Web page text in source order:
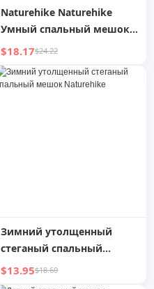
Naturehike Naturehike
Умный спальный мешок
для взрослых, для
кемпинга, зимы,
утолщенный, защита от
$18.17$24.22
Зимний утолщенный
стеганый спальный
мешок Naturehike
$13.95$18.60